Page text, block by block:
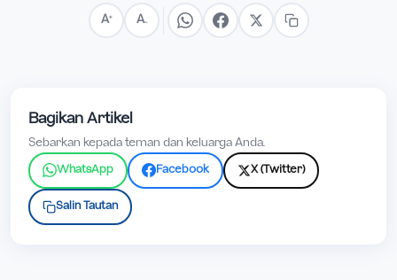
A+ A−
Bagikan Artikel
Sebarkan kepada teman dan keluarga Anda.
WhatsApp Facebook X (Twitter)
Salin Tautan